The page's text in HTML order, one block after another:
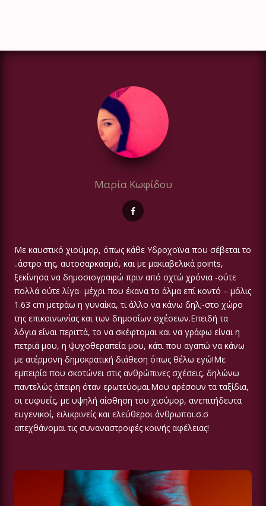
Μαρία Κωφίδου
Mε καυστικό χιούμορ, όπως κάθε Υδροχοϊνα που σέβεται το
..άστρο της, αυτοσαρκασμό, και με μακιαβελικά points,
ξεκίνησα να δημοσιογραφώ πριν από οχτώ χρόνια -ούτε
πολλά ούτε λίγα- μέχρι που έκανα το άλμα επί κοντό – μόλις
1.63 cm μετράω η γυναίκα, τι άλλο να κάνω δηλ;-στο χώρο
της επικοινωνίας και των δημοσίων σχέσεων.Επειδή τα
λόγια είναι περιττά, το να σκέφτομαι και να γράφω είναι η
πετριά μου, η ψυχοθεραπεία μου, κάτι που αγαπώ να κάνω
με ατέρμονη δημοκρατική διάθεση όπως θέλω εγώ!Με
εμπειρία που σκοτώνει στις ανθρώπινες σχέσεις, δηλώνω
παντελώς άπειρη όταν ερωτεύομαι.Μου αρέσουν τα ταξίδια,
οι ευφυείς, με υψηλή αίσθηση του χιούμορ, ανεπιτήδευτα
ευγενικοί, ειλικρινείς και ελεύθεροι άνθρωποι.σ.σ
απεχθάνομαι τις συναναστροφές κοινής αφέλειας!